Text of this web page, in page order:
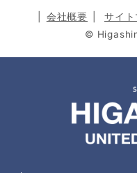
会社概要 サイ
©